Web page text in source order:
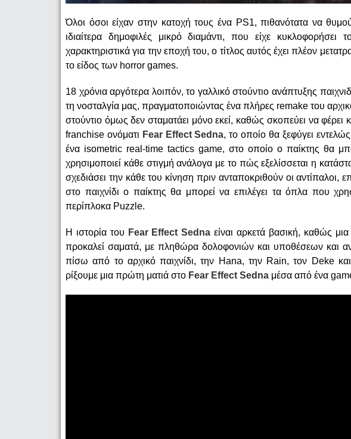
Όλοι όσοι είχαν στην κατοχή τους ένα PS1, πιθανότατα να
ιδιαίτερα δημοφιλές μικρό διαμάντι, που είχε
χαρακτηριστικά για την εποχή του, o τίτλος αυτός έχει πλέον
το είδος των horror games.
18 χρόνια αργότερα λοιπόν, το γαλλικό στούντιο ανάπτυξης
τη νοσταλγία μας, πραγματοποιώντας ένα πλήρες remake του
στούντιο όμως δεν σταματάει μόνο εκεί, καθώς σκοπεύει να φέρει
franchise ονόματι Fear Effect Sedna, το οποίο θα ξεφύγει
ένα isometric real-time tactics game, στο οποίο ο παίκτης θα
χρησιμοποιεί κάθε στιγμή ανάλογα με το πώς εξελίσσεται η
σχεδιάσει την κάθε του κίνηση πριν ανταποκριθούν οι αντίπαλοι,
στο παιχνίδι ο παίκτης θα μπορεί να επιλέγει τα όπλα που
περίπλοκα Puzzle.
H ιστορία του Fear Effect Sednaείναι αρκετά βασική, καθώς
προκαλεί σαματά, με πληθώρα δολοφονιών και υποθέσεων και
πίσω από το αρχικό παιχνίδι,την Hana, την Rain, τον Deke
ρίξουμε μια πρώτη ματιά στο Fear Effect Sedna μέσα από ένα